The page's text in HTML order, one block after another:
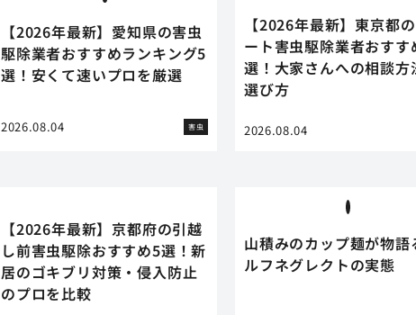
【2026年最新】愛知県の害虫
駆除業者おすすめランキング5
選！安くて速いプロを厳選
2026.08.04 害虫
【2026年最新】東京都
ート害虫駆除業者おすす
選！大家さんへの相談方
選び方
2026.08.04
【2026年最新】京都府の引越
し前害虫駆除おすすめ5選！新
居のゴキブリ対策・侵入防止
のプロを比較
山積みのカップ麺が物語
ルフネグレクトの実態